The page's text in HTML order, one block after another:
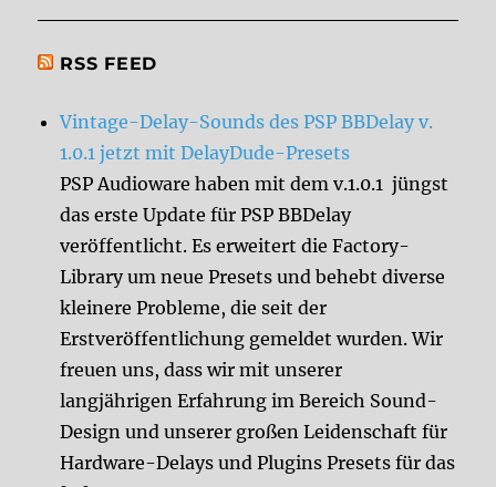
RSS FEED
Vintage-Delay-Sounds des PSP BBDelay v.
1.0.1 jetzt mit DelayDude-Presets
PSP Audioware haben mit dem v.1.0.1 jüngst
das erste Update für PSP BBDelay
veröffentlicht. Es erweitert die Factory-
Library um neue Presets und behebt diverse
kleinere Probleme, die seit der
Erstveröffentlichung gemeldet wurden. Wir
freuen uns, dass wir mit unserer
langjährigen Erfahrung im Bereich Sound-
Design und unserer großen Leidenschaft für
Hardware-Delays und Plugins Presets für das